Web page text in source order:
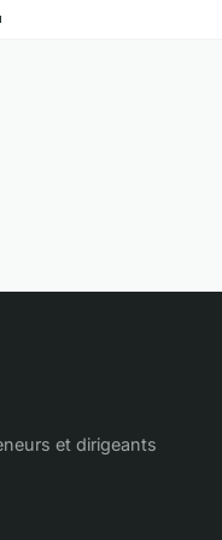
et dirigeants